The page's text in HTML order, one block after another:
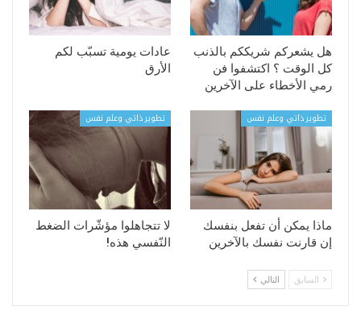
هل يشعركم شريككم بالذنب
كل الوقت ؟ اكتشفوا فن
رمي الأخطاء على الآخرين
عادات يومية تسبّب لكم
الأرق
تطوير ذاتي وعلم نفس
ماذا يمكن أن تفعل بنفسك
إن قارنت نفسك بالآخرين
تطوير ذاتي وعلم نفس
لا تتجاهلوا مؤشّرات الضغط
النّفسي هذه!
السابق التالي